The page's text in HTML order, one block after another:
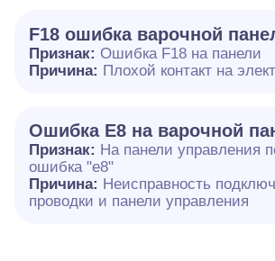
F18 ошибка варочной
Признак: Ошибка F18 на панели
Причина: Плохой контакт на
Ошибка E8 на варочной
Признак: На панели управления
ошибка "e8"
Причина: Неисправность
проводки и панели управления